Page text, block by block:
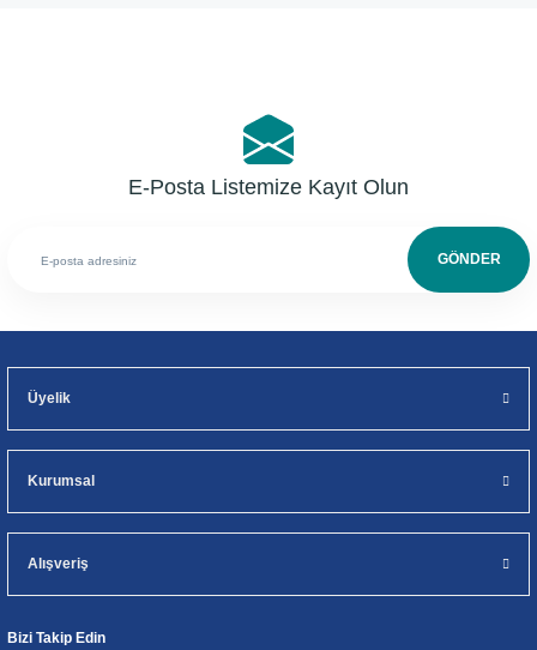
E-Posta Listemize Kayıt Olun
GÖNDER
Üyelik
Kurumsal
Alışveriş
Bizi Takip Edin